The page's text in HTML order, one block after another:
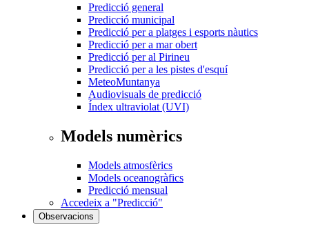
Predicció general
Predicció municipal
Predicció per a platges i esports nàutics
Predicció per a mar obert
Predicció per al Pirineu
Predicció per a les pistes d'esquí
MeteoMuntanya
Audiovisuals de predicció
Índex ultraviolat (UVI)
Models numèrics
Models atmosfèrics
Models oceanogràfics
Predicció mensual
Accedeix a "Predicció"
Observacions